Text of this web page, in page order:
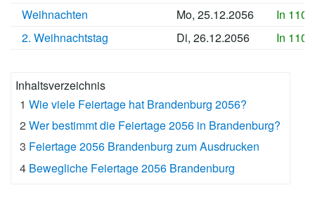
Weihnachten
Mo, 25.12.2056
In
2. Weihnachtstag
Di, 26.12.2056 In
Inhaltsverzeichnis
1 Wie viele Feiertage hat Brandenburg 2056?
2 Wer bestimmt die Feiertage 2056 in Brandenburg?
3 Feiertage 2056 Brandenburg zum Ausdrucken
4 Bewegliche Feiertage 2056 Brandenburg